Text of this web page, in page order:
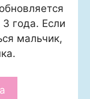
года. Если
мальчик,